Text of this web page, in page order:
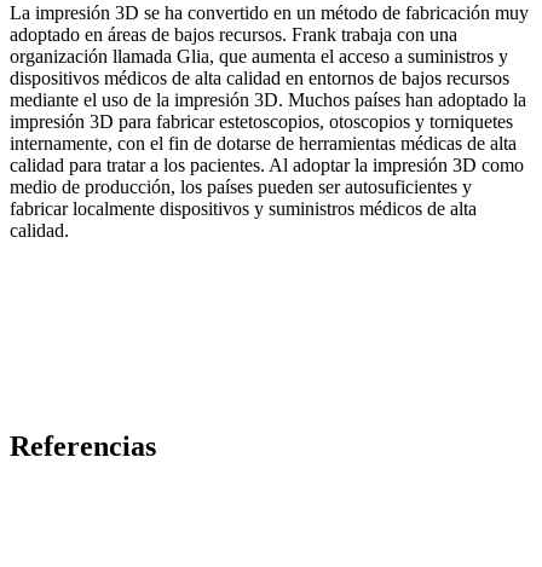
La impresión 3D se ha convertido en un método de fabricación muy
adoptado en áreas de bajos recursos. Frank trabaja con una
organización llamada Glia, que aumenta el acceso a suministros y
dispositivos médicos de alta calidad en entornos de bajos recursos
mediante el uso de la impresión 3D. Muchos países han adoptado la
impresión 3D para fabricar estetoscopios, otoscopios y torniquetes
internamente, con el fin de dotarse de herramientas médicas de alta
calidad para tratar a los pacientes. Al adoptar la impresión 3D como
medio de producción, los países pueden ser autosuficientes y
fabricar localmente dispositivos y suministros médicos de alta
calidad.
Referencias